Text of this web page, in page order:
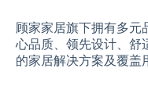
顾家家居旗下拥有多元
心品质、领先设计、舒
的家居解决方案及覆盖